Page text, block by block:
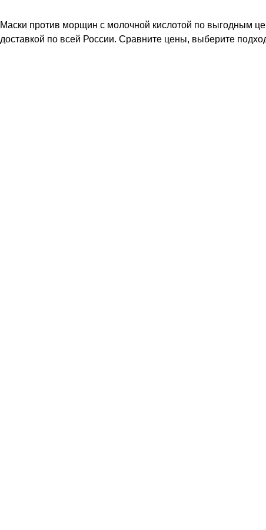
Маски против морщин с молочной кислотой по выгодным
доставкой по всей России. Сравните цены, выберите